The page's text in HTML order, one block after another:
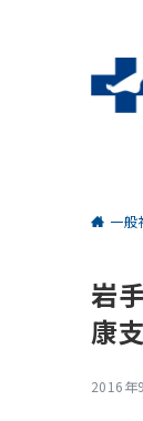
一般
岩
康
2016年